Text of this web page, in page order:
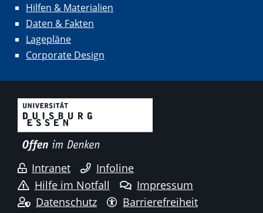
Hilfen & Materialien
Daten & Fakten
Lagepläne
Corporate Design
Intranet
Infoline
Hilfe im Notfall
Impressum
Datenschutz
Barrierefreiheit